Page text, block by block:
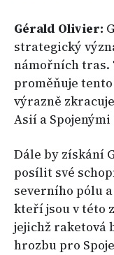
Gérald Olivier:
strategický
námořních tras.
proměňuje
výrazně
Asií a Spojenými
Dále by získání
posílit své
severního pólu
kteří jsou v této
jejichž raketová
hrozbu pro